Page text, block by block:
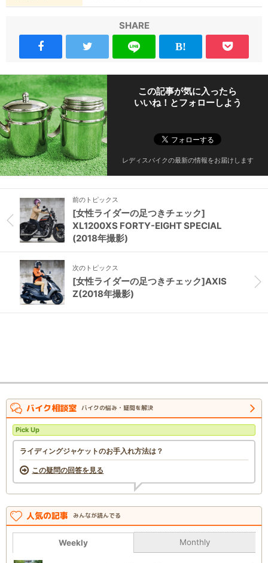
SHARE
この記事が気に入ったら
いいね！とフォローしよう
レディスバイクの最新の情報をお届けします
前のトピックス
[女性ライダーの足つきチェック]
XL1200XS FORTY-EIGHT SPECIAL
(2018年撮影)
次のトピックス
[女性ライダーの足つきチェック]AXIS
Z(2018年撮影)
バイク相談室 バイクの悩み・疑問を解決
Pick Up
ライディングジャケットのお手入れ方法は？
この疑問の回答を見る
人気の記事 みんなが読んでる
Weekly Monthly